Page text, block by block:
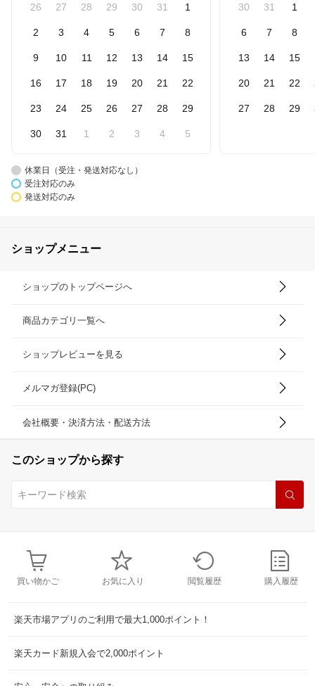
26 27 28 29 30 31 1
2 3 4 5 6 7 8
9 10 11 12 13 14 15
16 17 18 19 20 21 22
23 24 25 26 27 28 29
30 31 1 2 3 4 5
30 31 1
6 7 8
13 14 15
20 21 22
27 28 29
休業日（受注・発送対応なし）
受注対応のみ
発送対応のみ
ショップメニュー
ショップのトップページへ
商品カテゴリ一覧へ
ショップレビューを見る
メルマガ登録(PC)
会社概要・決済方法・配送方法
このショップから探す
買い物かご お気に入り 閲覧履歴 購入履歴
楽天市場アプリのご利用で最大1,000ポイント！
楽天カード新規入会で2,000ポイント